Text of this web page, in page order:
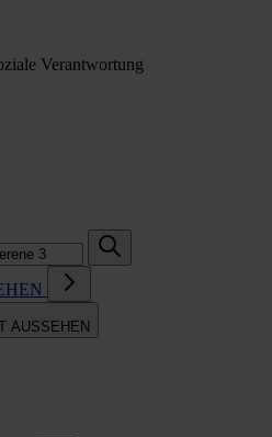
Verantwortung
AUSSEHEN